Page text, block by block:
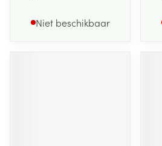
Niet beschikbaar